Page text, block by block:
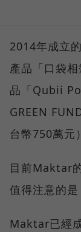
2014年成立
產品「口袋
品「Qubii
GREEN
台幣750萬元
目前Maktar
值得注意的是
Maktar已經